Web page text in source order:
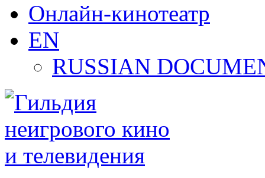
Онлайн-кинотеатр
EN
RUSSIAN